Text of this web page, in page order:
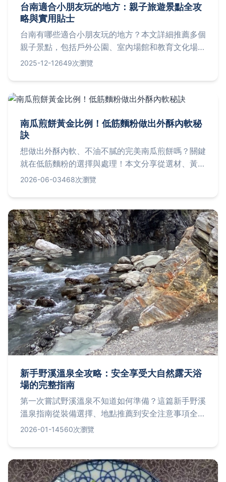
台南適合小朋友玩的地方：親子旅遊景點全攻
略與實用貼士
台南有哪些適合小朋友玩的地方？本文詳細推薦多個
親子景點，包括戶外公園、室內場館和教育文化場
所，提供年齡建議、交通方式和實用貼士，幫助家長
2025-12-12649次瀏覽
南瓜煎餅黃金比例！低筋麵粉做出外酥內軟秘
訣
想做出外酥內軟、不油不膩的完美南瓜煎餅嗎？關鍵
就在低筋麵粉的選擇與處理！本文分享從選材、黃金
比例到煎製技巧的完整攻略，並破解新手最常失敗的
2026-06-03468次瀏覽
新手野溪溫泉全攻略：安全享受大自然露天浴
場的完整指南
第一次嘗試野溪溫泉不知道如何準備？這篇新手野溪
溫泉指南從裝備選擇、地點推薦到安全注意事項全面
解析，讓你輕鬆享受大自然露天浴場的樂趣，避開所
2026-01-14560次瀏覽